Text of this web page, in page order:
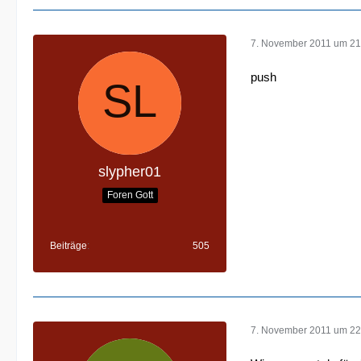
slypher01
Foren Gott
Beiträge 505
7. November 2011 um
push
7. November 2011 um